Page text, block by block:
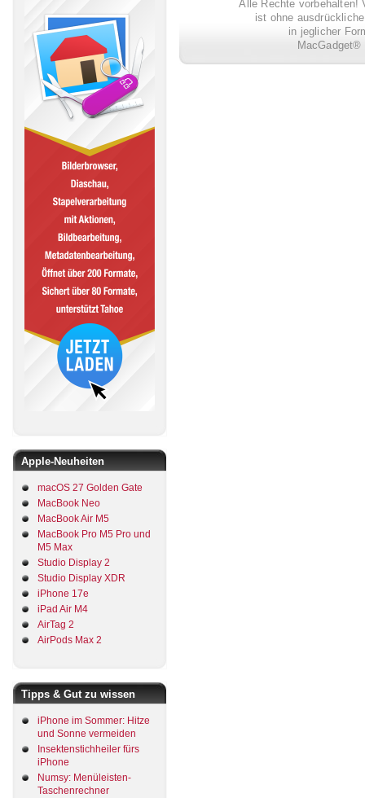
Apple-Neuheiten
macOS 27 Golden Gate
MacBook Neo
MacBook Air M5
MacBook Pro M5 Pro und
M5 Max
Studio Display 2
Studio Display XDR
iPhone 17e
iPad Air M4
AirTag 2
AirPods Max 2
Tipps & Gut zu wissen
iPhone im Sommer: Hitze
und Sonne vermeiden
Insektenstichheiler fürs
iPhone
Numsy: Menüleisten-
Taschenrechner
Alle Rechte vorbehalten!
ist ohne
in jeglicher
MacGadget®